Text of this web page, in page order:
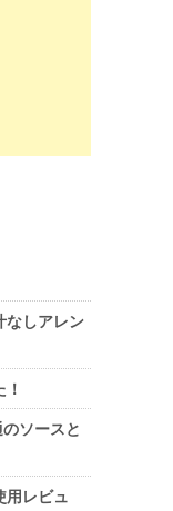
なしアレン
ソースと
用レビュ